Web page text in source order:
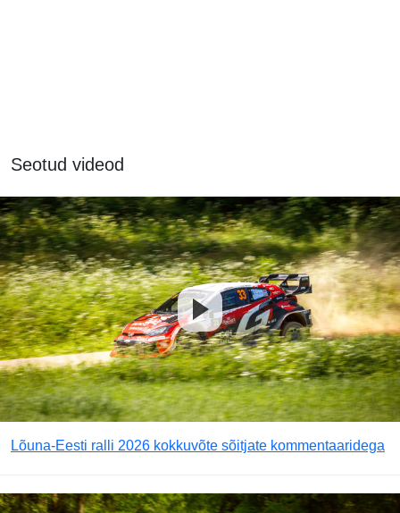
Seotud videod
Lõuna-Eesti ralli 2026 kokkuvõte sõitjate kommentaaridega